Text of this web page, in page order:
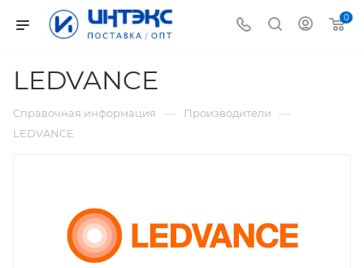
0
LEDVANCE
Справочная информация — Производители —
LEDVANCE